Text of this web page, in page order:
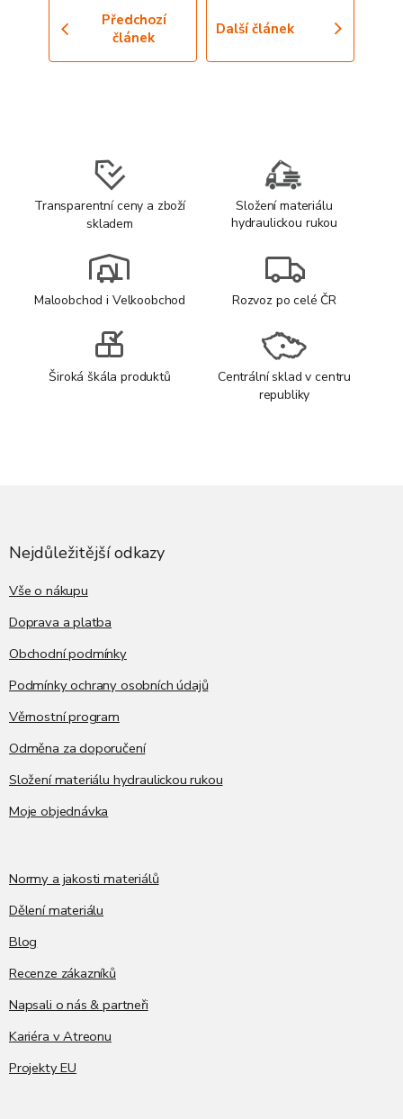
Předchozí
článek
Další článek
Transparentní ceny a zboží
skladem
Složení materiálu
hydraulickou rukou
Maloobchod i Velkoobchod Rozvoz po celé ČR
Široká škála produktů
Centrální sklad v centru
republiky
Nejdůležitější odkazy
Vše o nákupu
Doprava a platba
Obchodní podmínky
Podmínky ochrany osobních údajů
Věrnostní program
Odměna za doporučení
Složení materiálu hydraulickou rukou
Moje objednávka
Normy a jakosti materiálů
Dělení materiálu
Blog
Recenze zákazníků
Napsali o nás & partneři
Kariéra v Atreonu
Projekty EU